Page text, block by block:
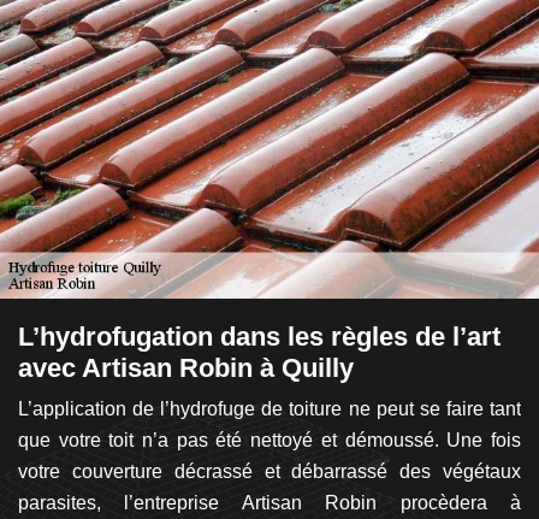
L’hydrofugation dans les règles de l’art
avec Artisan Robin à Quilly
L’application de l’hydrofuge de toiture ne peut se faire tant
que votre toit n’a pas été nettoyé et démoussé. Une fois
votre couverture décrassé et débarrassé des végétaux
parasites, l’entreprise Artisan Robin procèdera à